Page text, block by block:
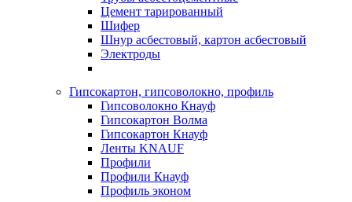
Цемент тарированный
Шифер
Шнур асбестовый, картон асбестовый
Электроды
Гипсокартон, гипсоволокно, профиль
Гипсоволокно Кнауф
Гипсокартон Волма
Гипсокартон Кнауф
Ленты KNAUF
Профили
Профили Кнауф
Профиль эконом